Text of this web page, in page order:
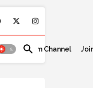
Telegram Channel